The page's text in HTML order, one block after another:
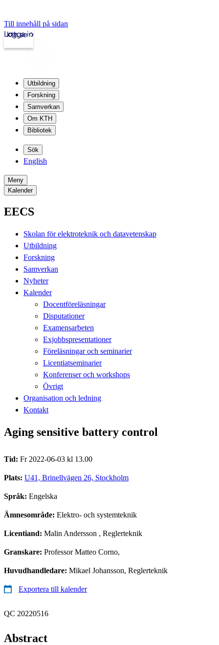
Till innehåll på sidan
kth.se
Logga in
Utbildning
Forskning
Samverkan
Om KTH
Bibliotek
Sök
English
Meny
Kalender
EECS
Skolan för elektroteknik och datavetenskap
Utbildning
Forskning
Samverkan
Nyheter
Kalender
Docentföreläsningar
Disputationer
Examensarbeten
Exjobbspresentationer
Föreläsningar och seminarier
Licentiatseminarier
Konferenser och workshops
Övrigt
Organisation och ledning
Kontakt
Aging sensitive battery control
Tid: Fr 2022-06-03 kl 13.00
Plats: U41, Brinellvägen 26, Stockholm
Språk: Engelska
Ämnesområde: Elektro- och systemteknik
Licentiand: Malin Andersson , Reglerteknik
Granskare: Professor Matteo Corno,
Huvudhandledare: Mikael Johansson, Reglerteknik
Exportera till kalender
QC 20220516
Abstract